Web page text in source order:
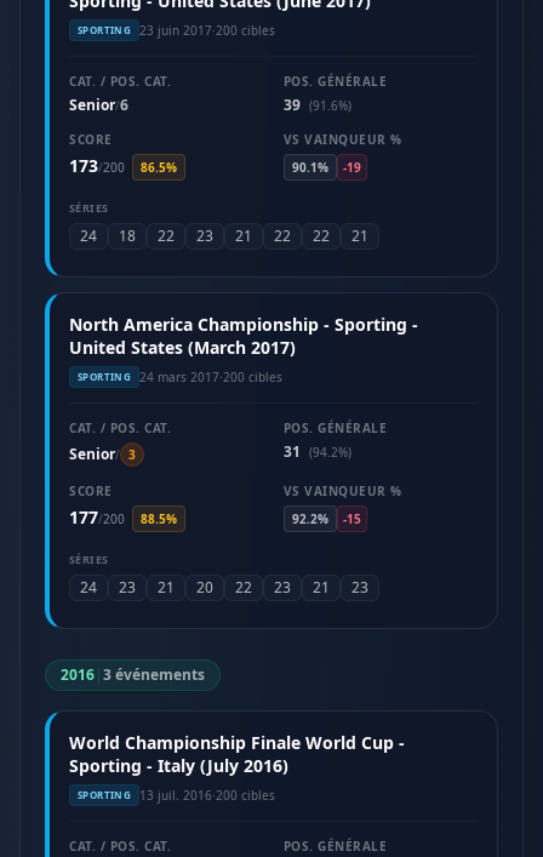
SPORTING 23 juin 2017·200 cibles
CAT. / POS. CAT.
Senior/6
POS. GÉNÉRALE
39 (91.6%)
SCORE
173/200 86.5%
VS VAINQUEUR %
90.1%
-19
SÉRIES
24 18 22 23 21 22 22 21
North America Championship - Sporting -
United States (March 2017)
SPORTING 24 mars 2017·200 cibles
CAT. / POS. CAT.
Senior/ 3
POS. GÉNÉRALE
31 (94.2%)
SCORE
177/200 88.5%
VS VAINQUEUR %
92.2%
-15
SÉRIES
24 23 21 20 22 23 21 23
2016|3 événements
World Championship Finale World Cup -
Sporting - Italy (July 2016)
SPORTING 13 juil. 2016·200 cibles
CAT. / POS. CAT. POS. GÉNÉRALE